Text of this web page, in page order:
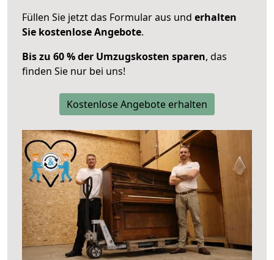
Füllen Sie jetzt das Formular aus und erhalten
Sie kostenlose Angebote.
Bis zu 60 % der Umzugskosten sparen, das
finden Sie nur bei uns!
Kostenlose Angebote erhalten